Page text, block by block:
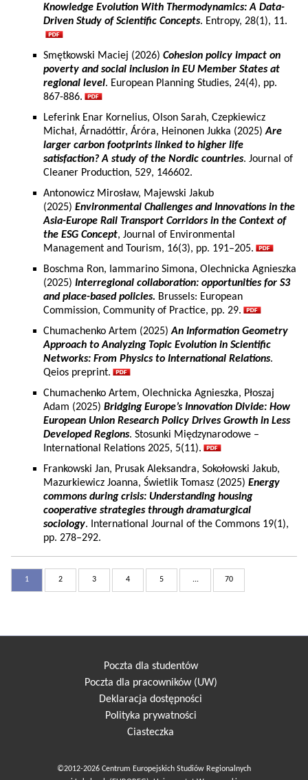
Knowledge Evolution With Thermodynamics: A Data-
Driven Study of Scientific Concepts. Entropy, 28(1), 11.
Smętkowski Maciej (2026) Cohesion policy impact on
poverty and social inclusion in EU Member States at
regional level. European Planning Studies, 24(4), pp.
867-886.
Leferink Enar Kornelius, Olson Sarah, Czepkiewicz
Michał, Árnadóttir, Áróra, Heinonen Jukka (2025)Are
larger carbon footprints linked to higher life
satisfaction? A study of the Nordic countries. Journal of
Cleaner Production, 529, 146602.
Antonowicz Mirosław, Majewski Jakub
(2025) Environmental Challenges and Innovations in the
Asia-Europe Rail Transport Corridors in the Context of
the ESG Concept, Journal of Environmental
Management and Tourism, 16(3), pp. 191–205.
Boschma Ron, Iammarino Simona, Olechnicka Agnieszka
(2025) Interregional collaboration: opportunities for S3
and place-based policies. Brussels: European
Commission, Community of Practice, pp. 29.
Chumachenko Artem (2025)An Information Geometry
Approach to Analyzing Topic Evolution in Scientific
Networks: From Physics to International Relations.
Qeios preprint.
Chumachenko Artem, Olechnicka Agnieszka, Płoszaj
Adam (2025) Bridging Europe’s Innovation Divide: How
European Union Research Policy Drives Growth in Less
Developed Regions. Stosunki Międzynarodowe –
International Relations 2025, 5(11).
Frankowski Jan, Prusak Aleksandra, Sokołowski Jakub,
Mazurkiewicz Joanna, Świetlik Tomasz (2025) Energy
commons during crisis: Understanding housing
cooperative strategies through dramaturgical
sociology. International Journal of the Commons 19(1),
pp. 278–292.
1 2 3 4 5 ... 70
Poczta dla studentów
Poczta dla pracowników (UW)
Deklaracja dostępności
Polityka prywatności
Ciasteczka
©2012-2026 Centrum Europejskich Studiów Regionalnych